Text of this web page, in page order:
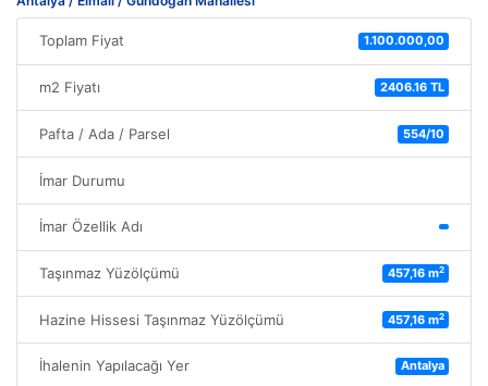
Toplam Fiyat 1.100.000,00
m2 Fiyatı 2406.16 TL
Pafta / Ada / Parsel 554/10
İmar Durumu
İmar Özellik Adı
Taşınmaz Yüzölçümü 457,16 m2
Hazine Hissesi Taşınmaz Yüzölçümü 457,16 m2
İhalenin Yapılacağı Yer Antalya